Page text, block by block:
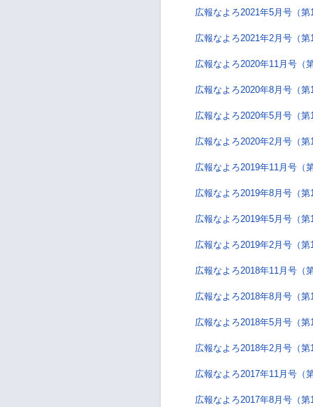
広報なよろ2021年5月号（第
広報なよろ2021年2月号（第
広報なよろ2020年11月号（
広報なよろ2020年8月号（第
広報なよろ2020年5月号（第
広報なよろ2020年2月号（第
広報なよろ2019年11月号（
広報なよろ2019年8月号（第
広報なよろ2019年5月号（第
広報なよろ2019年2月号（第
広報なよろ2018年11月号（
広報なよろ2018年8月号（第
広報なよろ2018年5月号（第
広報なよろ2018年2月号（第
広報なよろ2017年11月号（
広報なよろ2017年8月号（第